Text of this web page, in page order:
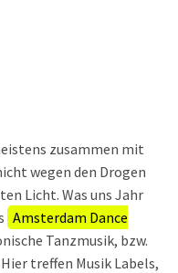
zusammen mit
wegen den Drogen
Licht. Was uns Jahr
Amsterdam Dance
Tanzmusik, bzw.
treffen Musik Labels,